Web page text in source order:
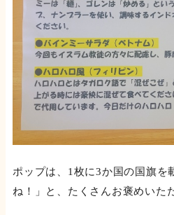
ポップは、1枚に3か国の国旗を
ね！」と、たくさんお褒めいた